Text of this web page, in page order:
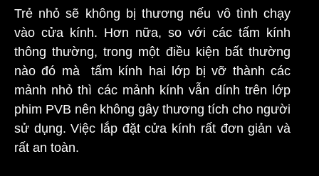
Trẻ nhỏ sẽ không bị thương nếu vô tình chạy
vào cửa kính. Hơn nữa, so với các tấm kính
thông thường, trong một điều kiện bất thường
nào đó mà tấm kính hai lớp bị vỡ thành các
mảnh nhỏ thì các mảnh kính vẫn dính trên lớp
phim PVB nên không gây thương tích cho người
sử dụng. Việc lắp đặt cửa kính rất đơn giản và
rất an toàn.